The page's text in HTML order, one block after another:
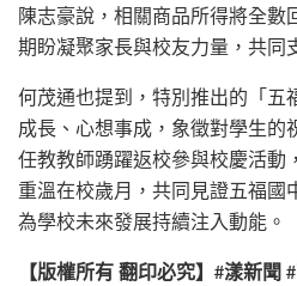
陳志豪說，相關商品所得將全數
期盼凝聚家長與校友力量，共同
何茂通也提到，特別推出的「五
成長、心想事成，象徵對學生的
任教教師踴躍返校參與校慶活動
重溫在校歲月，共同見證五福國
為學校未來發展持續注入動能。
【版權所有 翻印必究】#漾新聞